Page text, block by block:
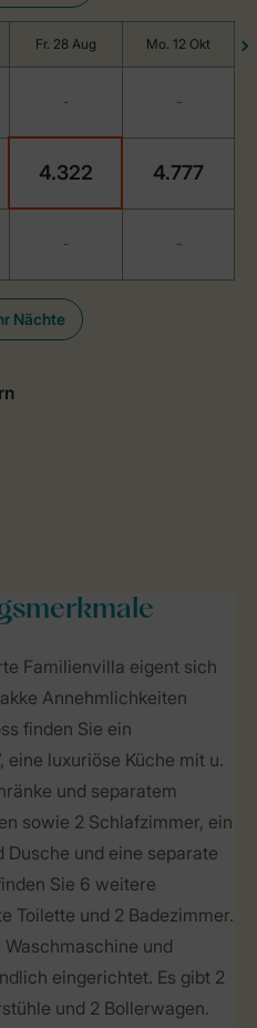
Nächte
Fr. 28 Aug Mo. 12 Okt
- -
4.322 4.777
- -
Familienvilla eigent sich
Annehmlichkeiten
finden Sie ein
eine luxuriöse Küche mit u.
und separatem
sowie 2 Schlafzimmer, ein
Dusche und eine separate
Sie 6 weitere
Toilette und 2 Badezimmer.
und
eingerichtet. Es gibt 2
und 2 Bollerwagen.